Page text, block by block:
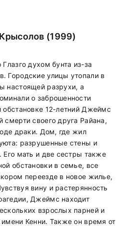
(1999)
духом бунта из-за
Городские улицы утопали в
настоящей разрухи, а
о заброшенности
обстановке 12-летний Джеймс
смерти своего друга Райана,
драки. Дом, где жил
разрушенные стены и
Его мать и две сестры также
обстановки в семье, все
переезде в новое жилье,
вину и растерянность
Джеймс находит
взрослых парней и
Кенни. Также он время от